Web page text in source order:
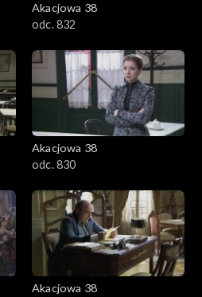
Akacjowa 38
odc. 832
Akacjowa 38
odc. 830
Akacjowa 38